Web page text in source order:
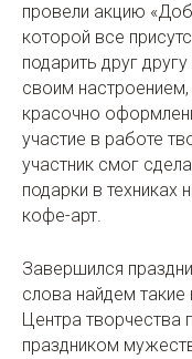
провели акцию
которой все
подарить друг другу
своим
красочно
участие в работе
участник смог
подарки в техниках
кофе-арт.
Завершился
слова найдем
Центра творчества
праздником